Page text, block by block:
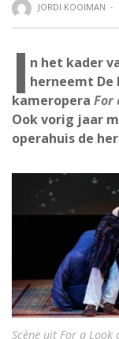
JORDI KOOIMAN ·
I n het kader
herneemt De
kameropera For
Ook vorig jaar
operahuis de
Scène uit For a